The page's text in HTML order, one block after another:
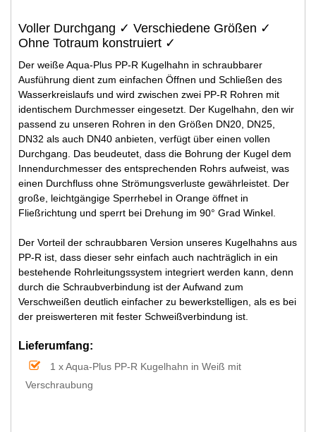
Voller Durchgang ✓ Verschiedene Größen ✓
Ohne Totraum konstruiert ✓
Der weiße Aqua-Plus PP-R Kugelhahn in schraubbarer
Ausführung dient zum einfachen Öffnen und Schließen des
Wasserkreislaufs und wird zwischen zwei PP-R Rohren mit
identischem Durchmesser eingesetzt. Der Kugelhahn, den wir
passend zu unseren Rohren in den Größen DN20, DN25,
DN32 als auch DN40 anbieten, verfügt über einen vollen
Durchgang. Das beudeutet, dass die Bohrung der Kugel dem
Innendurchmesser des entsprechenden Rohrs aufweist, was
einen Durchfluss ohne Strömungsverluste gewährleistet. Der
große, leichtgängige Sperrhebel in Orange öffnet in
Fließrichtung und sperrt bei Drehung im 90° Grad Winkel.
Der Vorteil der schraubbaren Version unseres Kugelhahns aus
PP-R ist, dass dieser sehr einfach auch nachträglich in ein
bestehende Rohrleitungssystem integriert werden kann, denn
durch die Schraubverbindung ist der Aufwand zum
Verschweißen deutlich einfacher zu bewerkstelligen, als es bei
der preiswerteren mit fester Schweißverbindung ist.
Lieferumfang:
1 x Aqua-Plus PP-R Kugelhahn in Weiß mit
Verschraubung